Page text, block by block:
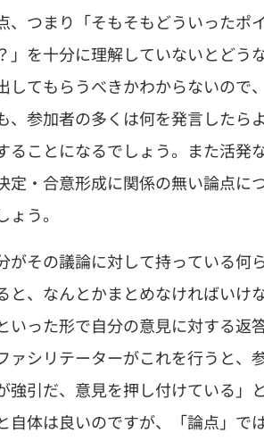
、つまり「そもそもどういったポ
」を十分に理解していないとどう
してもらうべきかわからないので
、参加者の多くは何を発言したら
ることになるでしょう。また活発
・合意形成に関係の無い論点に
う。
その議論に対して持っている何
と、なんとかまとめなければいけ
いった形で自分の意見に対する返
ァシリテーターがこれを行うと、
引だ、意見を押し付けている」
自体は良いのですが、「論点」で